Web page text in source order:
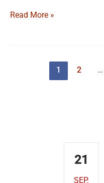
Read More »
1 2 …
AKADEMISCHES
21
SEP.